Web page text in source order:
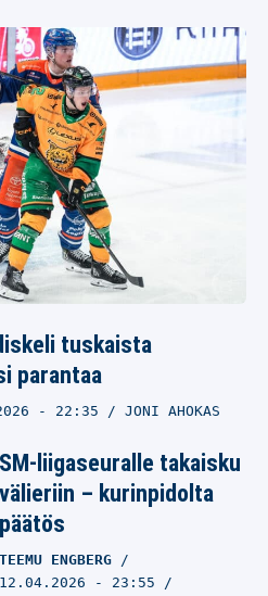
tuskaista
parantaa
- 22:35 JONI AHOKAS
SM-liigaseuralle takaisku
välieriin – kurinpidolta
päätös
TEEMU ENGBERG
12.04.2026 - 23:55